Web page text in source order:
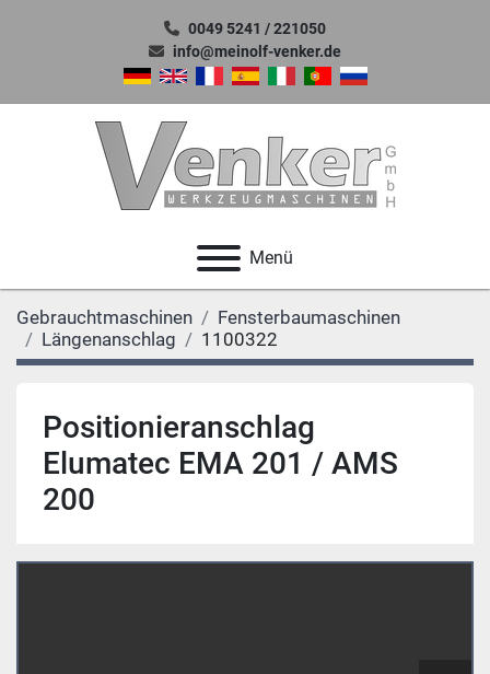
0049 5241 / 221050
info@meinolf-venker.de
Menü
Gebrauchtmaschinen
Fensterbaumaschinen
Längenanschlag
1100322
Positionieranschlag
Elumatec EMA 201 / AMS
200